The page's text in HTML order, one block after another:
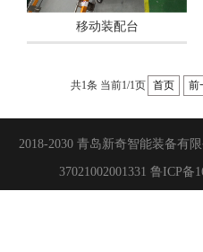
移动装配台
共1条 当前1/1页 首页 前
2018-2030 青岛新奇智能装备有
37021002001331 鲁ICP备